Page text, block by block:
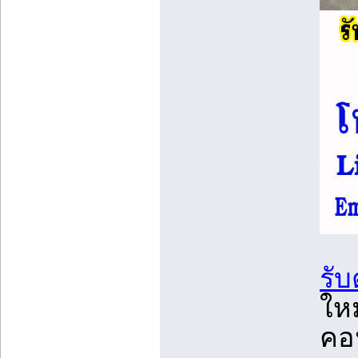
รั
ใ
ค